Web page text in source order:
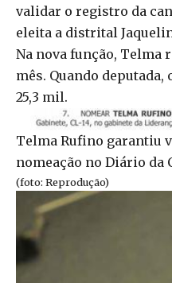
validar o registro da
eleita a distrital
Na nova função, Telma
mês. Quando
25,3 mil.
Telma Rufino garantiu
nomeação no Diário da
(foto: Reprodução)